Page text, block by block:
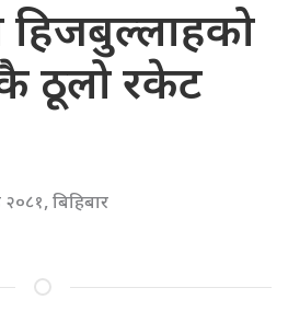
हिजबुल्लाहको
ठूलो रकेट
२०८१, बिहिबार